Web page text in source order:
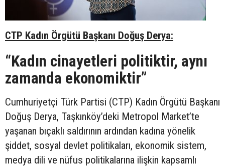
CTP Kadın Örgütü Başkanı Doğuş Derya:
“Kadın cinayetleri politiktir, aynı
zamanda ekonomiktir”
Cumhuriyetçi Türk Partisi (CTP) Kadın Örgütü Başkanı
Doğuş Derya, Taşkınköy’deki Metropol Market’te
yaşanan bıçaklı saldırının ardından kadına yönelik
şiddet, sosyal devlet politikaları, ekonomik sistem,
medya dili ve nüfus politikalarına ilişkin kapsamlı